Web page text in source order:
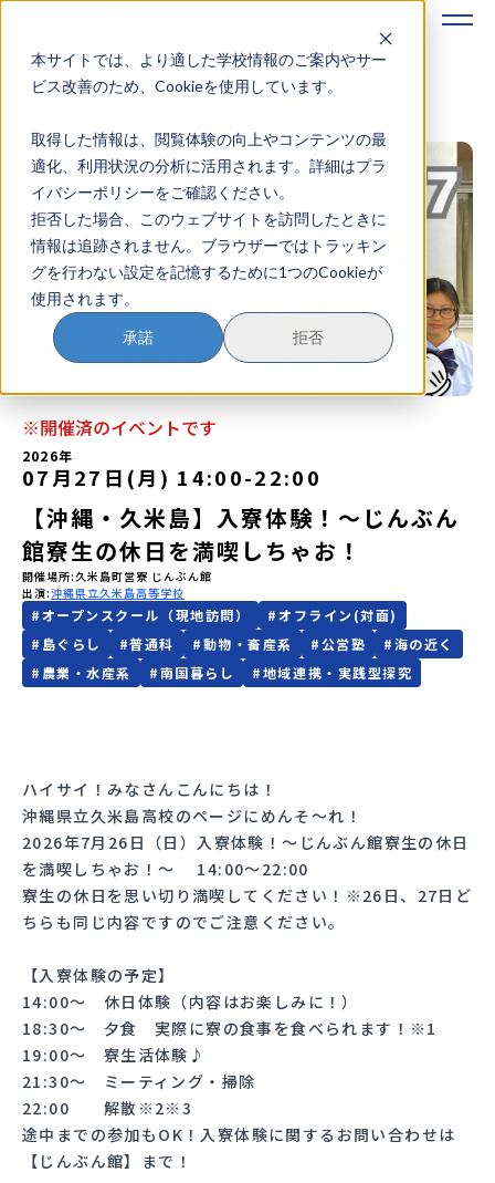
本サイトでは、より適した学校情報のご案内やサー
ビス改善のため、Cookieを使用しています。
取得した情報は、閲覧体験の向上やコンテンツの最
適化、利用状況の分析に活用されます。詳細はプラ
イバシーポリシーをご確認ください。
拒否した場合、このウェブサイトを訪問したときに
情報は追跡されません。ブラウザーではトラッキン
グを行わない設定を記憶するために1つのCookieが
使用されます。
承諾 拒否
地域みらい留学のすすめかた
地域みらい留学とは
学校を探す
イベントを探す
おためし地域留学
マガジン
奨学金について
イベント参加方法
※開催済のイベントです
2026年
07月27日(月) 14:00-22:00
【沖縄・久米島】入寮体験！〜じんぶん
館寮生の休日を満喫しちゃお！
開催場所 久米島町営寮 じんぶん館
出演 沖縄県立久米島高等学校
#オープンスクール（現地訪問） #オフライン(対面)
# 島ぐらし #普通科 #動物・畜産系 #公営塾 #海の近く
# 農業・水産系 #南国暮らし #地域連携・実践型探究
ハイサイ！みなさんこんにちは！
沖縄県立久米島高校のページにめんそ〜れ！
2026年7月26日（日）入寮体験！〜じんぶん館寮生の休日
を満喫しちゃお！〜 14:00〜22:00
寮生の休日を思い切り満喫してください！※26日、27日ど
ちらも同じ内容ですのでご注意ください。
【入寮体験の予定】
14:00〜 休日体験（内容はお楽しみに！）
18:30〜 夕食 実際に寮の食事を食べられます！※1
19:00〜 寮生活体験♪
21:30〜 ミーティング・掃除
22:00 解散※2※3
途中までの参加もOK！入寮体験に関するお問い合わせは
【じんぶん館】まで！